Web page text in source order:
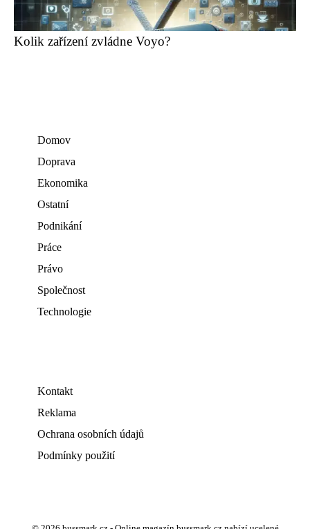
Kolik zařízení zvládne Voyo?
Domov
Doprava
Ekonomika
Ostatní
Podnikání
Práce
Právo
Společnost
Technologie
Kontakt
Reklama
Ochrana osobních údajů
Podmínky použití